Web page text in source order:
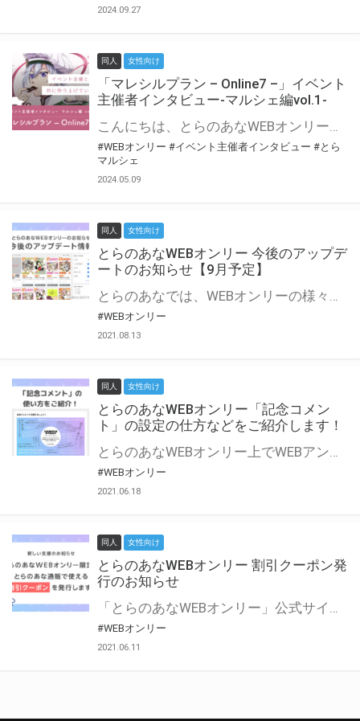
2024.09.27
同人 女性向け
「マレシルプラン – Online7 –」イベント
主催者インタビュー-マルシェ編vol.1-
こんにちは、とらのあなWEBオンリー運営スタッフです。 新たにお届けする、イベント主催者インタビュー-マルシェ編-は、 とらのあなWEBオンリー「マルシェ」をご利用した主催様に 「マルシェ」を使って開催した感想や心がけをお聞きする企画です。 今回は、WEBオンリー開催7回目迎えた「マレシルプラン – Online7 –」より、 主催の玉川うた様にお話を伺いました。 ▼マレシルプランのインタビュー前回記事 「イベント主催者インタビュー vol.6」はこちら 協力：玉川うた様（マレシルプラン実行委員会 代表）／イベント公式Twitter（@mallesil_plan） とらのあなWEBオンリー「マルシェ」とは？ WEBオンリーでリアルタイムでコミュニケーションがとれるオンライン会場です。
#WEBオンリー #イベント主催者インタビュー #とら
マルシェ
2024.05.09
同人 女性向け
とらのあなWEBオンリー 今後のアップデ
ートのお知らせ【9月予定】
とらのあなでは、WEBオンリーの様々な支援を実施しています。 今回は2021年9月に実装を予定しているアップデート情報についてご紹介いたします。 とらのあなWEBオンリーサイトはこちら
#WEBオンリー
2021.08.13
同人 女性向け
とらのあなWEBオンリー「記念コメン
ト」の設定の仕方などをご紹介します！
とらのあなWEBオンリー上でWEBアンソロジーが作成できる「記念コメント」について、その使い方や作成手順を解説します！ 支援タイプを「サークル参加型」「サークル参加型・マルシェ(イベント会場)機能付き」でお申し込みいただいている主催者様はぜひご活用ください♪ とらのあなWEBオンリーサイトはこちら
#WEBオンリー
2021.06.18
同人 女性向け
とらのあなWEBオンリー 割引クーポン発
行のお知らせ
「とらのあなWEBオンリー」公式サイトでとらのあな通販の「割引クーポン」を配布中！ イベントごとに開催当日限定で使える割引クーポンのシリアルコードを発行します。 とらのあなWEBオンリーのページをチェックして、イベント当日にお得にお買い物を楽しみましょう♪ ※本キャンペーンは予告なく終了する場合がございます。 とらのあなWEBオンリーサイトはこちら
#WEBオンリー
2021.06.11